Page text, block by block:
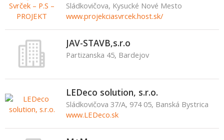
Sládkovičova, Kysucké Nové Mesto
www.projekciasvrcek.host.sk/
JAV-STAVB,s.r.o
Partizanska 45, Bardejov
LEDeco solution, s.r.o.
Sládkovičova 37/A, 974 05, Banská Bystrica
www.LEDeco.sk